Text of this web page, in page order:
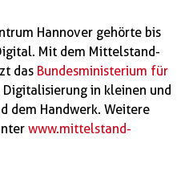
Hannover gehörte bis
Mit dem Mittelstand-
das Bundesministerium für
Digitalisierung in kleinen und
dem Handwerk. Weitere
www.mittelstand-